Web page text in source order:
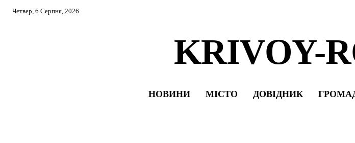
Четвер, 6 Серпня, 2026
KRIVOY-
НОВИНИ МІСТО ДОВІДНИК